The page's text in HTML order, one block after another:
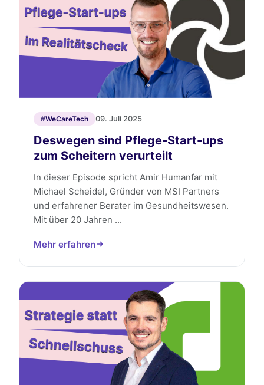
#WeCareTech 09. Juli 2025
Deswegen sind Pflege-Start-ups
zum Scheitern verurteilt
In dieser Episode spricht Amir Humanfar mit
Michael Scheidel, Gründer von MSI Partners
und erfahrener Berater im Gesundheitswesen.
Mit über 20 Jahren ...
Mehr erfahren